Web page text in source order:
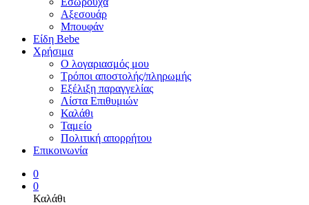
Αξεσουάρ
Μπουφάν
Είδη Bebe
Χρήσιμα
Ο λογαριασμός μου
Τρόποι αποστολής/πληρωμής
Εξέλιξη παραγγελίας
Λίστα Επιθυμιών
Καλάθι
Ταμείο
Πολιτική απορρήτου
Επικοινωνία
0
0
Καλάθι